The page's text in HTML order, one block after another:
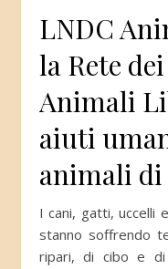
LNDC
la Rete
Animali
aiuti
animali di
I cani, gatti, uccelli ed equidi dei territori palestinesi
stanno soffrendo
ripari, di cibo e di